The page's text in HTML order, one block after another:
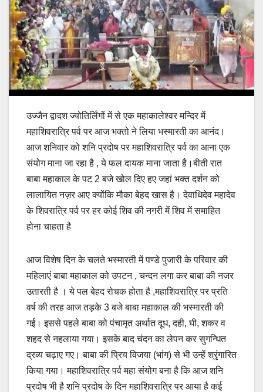
उज्जैन द्वादश ज्योतिर्लिंगों में से एक महाकालेश्वर मन्दिर में
महाशिवरात्रि पर्व पर आज भक्तो ने लिया भस्मारती का आनंद।
आज शनिवार को शनि प्रदोष पर महाशिवरात्रि पर्व का आना एक
संयोग माना जा रहा है , ये फल दायक माना जाता है।बीती रात
बाबा महाकाल के पट 2 बजे खोल दिए हए जहां भक्त दर्शन को
लालायित नज़र आए क्योंकि मौका बेहद खास है। देवाधिदेव महादेव
के शिवरात्रि पर्व पर हर कोई शिव की नगरी में शिव में समाहित
होना चाहता है
आज विशेष दिन के चलते भस्मारती में पण्डे पुजारी के परिवार की
महिलाएं बाबा महाकाल को उपटन , चन्दन लगा कर बाबा की नजर
उतारती है । ये पल बेहद रोचक होता है ,महाशिवरात्रि पर प्रति
वर्ष की तरह आज तड़के 3 बजे बाबा महाकाल की भस्मारती की
गई। इससे पहले बाबा को पंचामृत अर्थात दूध, दही, घी, शकर व
शहद से नहलाया गया। इसके बाद चंदन का लेपन कर सुगन्धित
द्रव्य चढ़ाए गए। बाबा की प्रिय विजया (भांग) से भी उन्हें श्रृंगारित
किया गया। महाशिवरात्रि पर्व महा संयोग बना है कि आज शनि
प्रदोष भी है शनि प्रदोष के दिन महाशिवरात्रि पर आया है कई